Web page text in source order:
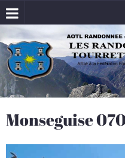
Monseguise